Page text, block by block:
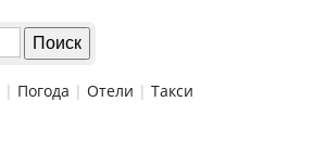
| Погода | Отели | Такси